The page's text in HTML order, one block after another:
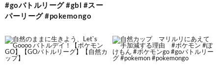
#goバトルリーグ #gbl #スー
パーリーグ #pokemongo